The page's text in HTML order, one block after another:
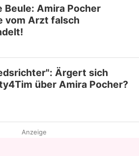
Beule: Amira Pocher
vom Arzt falsch
Ärgert sich
über Amira Pocher?
Anzeige